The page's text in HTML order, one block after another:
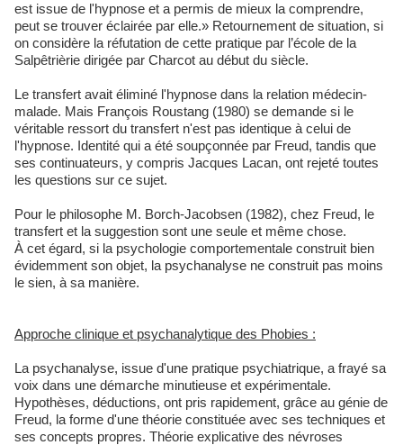
est issue de l'hypnose et a permis de mieux la comprendre,
peut se trouver éclairée par elle.» Retournement de situation, si
on considère la réfutation de cette pratique par l’école de la
Salpêtrièrie dirigée par Charcot au début du siècle.
Le transfert avait éliminé l'hypnose dans la relation médecin-
malade. Mais François Roustang (1980) se demande si le
véritable ressort du transfert n'est pas identique à celui de
l'hypnose. Identité qui a été soupçonnée par Freud, tandis que
ses continuateurs, y compris Jacques Lacan, ont rejeté toutes
les questions sur ce sujet.
Pour le philosophe M. Borch-Jacobsen (1982), chez Freud, le
transfert et la suggestion sont une seule et même chose.
À cet égard, si la psychologie comportementale construit bien
évidemment son objet, la psychanalyse ne construit pas moins
le sien, à sa manière.
Approche clinique et psychanalytique des Phobies :
La psychanalyse, issue d'une pratique psychiatrique, a frayé sa
voix dans une démarche minutieuse et expérimentale.
Hypothèses, déductions, ont pris rapidement, grâce au génie de
Freud, la forme d'une théorie constituée avec ses techniques et
ses concepts propres. Théorie explicative des névroses